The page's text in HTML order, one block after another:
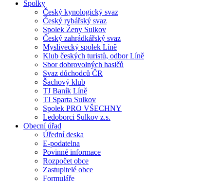
Spolky
Český kynologický svaz
Český rybářský svaz
Spolek Ženy Sulkov
Český zahrádkářský svaz
Myslivecký spolek Líně
Klub českých turistů, odbor Líně
Sbor dobrovolných hasičů
Svaz důchodců ČR
Šachový klub
TJ Baník Líně
TJ Sparta Sulkov
Spolek PRO VŠECHNY
Ledoborci Sulkov z.s.
Obecní úřad
Úřední deska
E-podatelna
Povinné informace
Rozpočet obce
Zastupitelé obce
Formuláře